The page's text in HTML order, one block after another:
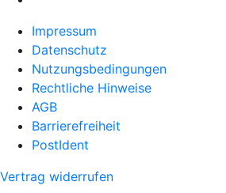
Impressum
Datenschutz
Nutzungsbedingungen
Rechtliche Hinweise
AGB
Barrierefreiheit
PostIdent
Vertrag widerrufen